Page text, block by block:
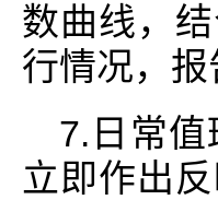
数曲线，
行情况，
7.日常
立即作出